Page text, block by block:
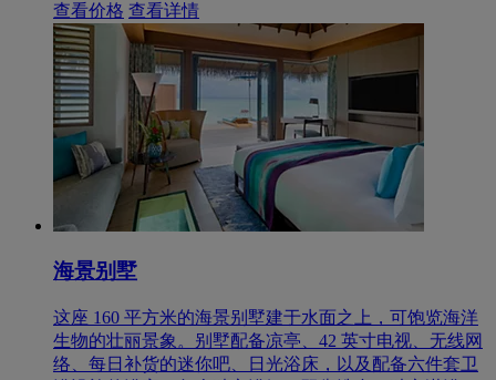
查看价格 查看详情
海景别墅
这座 160 平方米的海景别墅建于水面之上，可饱览海洋
生物的壮丽景象。别墅配备凉亭、42 英寸电视、无线网
络、每日补货的迷你吧、日光浴床，以及配备六件套卫